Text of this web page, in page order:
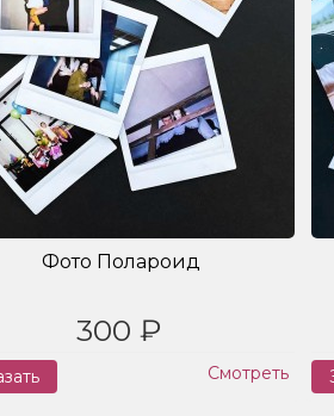
Фото Полароид
300 ₽
Смотреть